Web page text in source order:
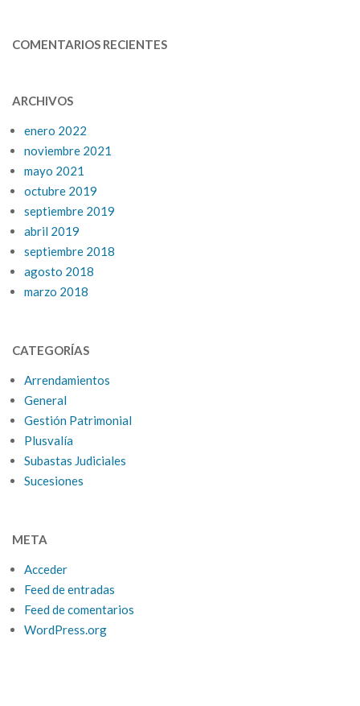
COMENTARIOS RECIENTES
ARCHIVOS
enero 2022
noviembre 2021
mayo 2021
octubre 2019
septiembre 2019
abril 2019
septiembre 2018
agosto 2018
marzo 2018
CATEGORÍAS
Arrendamientos
General
Gestión Patrimonial
Plusvalía
Subastas Judiciales
Sucesiones
META
Acceder
Feed de entradas
Feed de comentarios
WordPress.org